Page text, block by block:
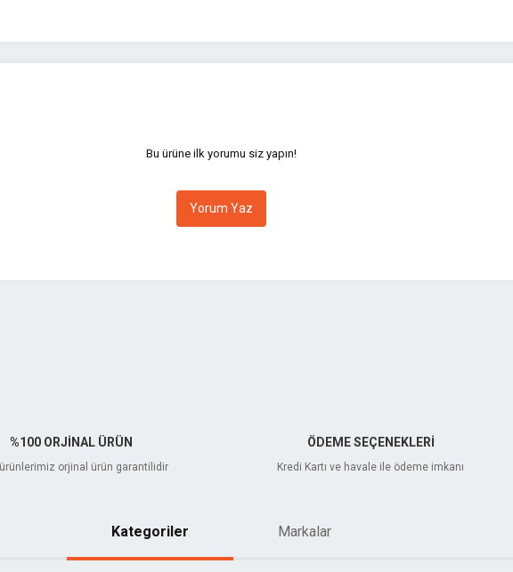
Bu ürüne ilk yorumu siz yapın!
Yorum Yaz
%100 ORJİNAL ÜRÜN
orjinal ürün garantilidir
ÖDEME SEÇENEKLERİ
Kredi Kartı ve havale ile ödeme imkanı
Kategoriler Markalar